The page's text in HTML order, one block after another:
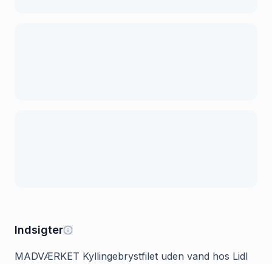
Indsigter
MADVÆRKET Kyllingebrystfilet uden vand hos Lidl